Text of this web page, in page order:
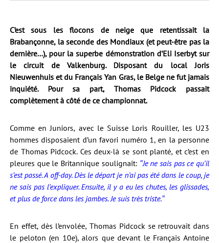
C’est sous les flocons de neige que retentissait la
Brabançonne, la seconde des Mondiaux (et peut-être pas la
dernière…), pour la superbe démonstration d’Eli Iserbyt sur
le circuit de Valkenburg. Disposant du local Joris
Nieuwenhuis et du Français Yan Gras, le Belge ne fut jamais
inquiété. Pour sa part, Thomas Pidcock passait
complètement à côté de ce championnat.
Comme en Juniors, avec le Suisse Loris Rouiller, les U23
hommes disposaient d’un favori numéro 1, en la personne
de Thomas Pidcock. Ces deux-là se sont planté, et c’est en
pleures que le Britannique soulignait: ″Je ne sais pas ce qu’il
s’est passé. A off-day. Dès le départ je n’ai pas été dans le coup, je
ne sais pas l’expliquer. Ensuite, il y a eu les chutes, les glissades,
et plus de force dans les jambes. Je suis très triste.″
En effet, dès l’envolée, Thomas Pidcock se retrouvait dans
le peloton (en 10e), alors que devant le Français Antoine